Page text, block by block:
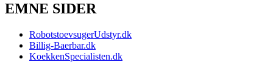
EMNE SIDER
RobotstoevsugerUdstyr.dk
Billig-Baerbar.dk
KoekkenSpecialisten.dk